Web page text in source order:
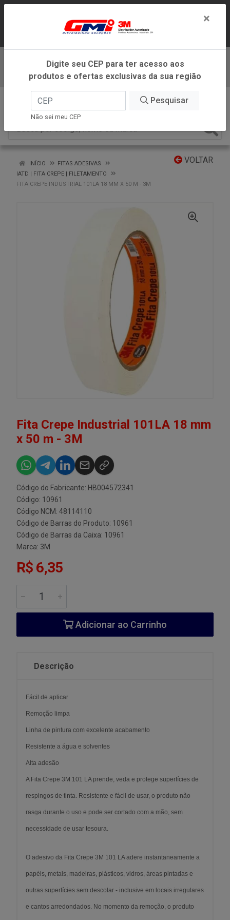
ATENDIMENTO DENTRO DO ESTADO DE
MINAS GERAIS.
Baixe já nosso APP
VOLTAR
INÍCIO
FITAS ADESIVAS
IATD | FITA CREPE | FILETAMENTO
FITA CREPE INDUSTRIAL 101LA 18 MM X 50 M - 3M
Fita Crepe Industrial 101LA 18 mm
x 50 m - 3M
Código do Fabricante: HB004572341
Código: 10961
Código NCM: 48114110
Código de Barras do Produto: 10961
Código de Barras da Caixa: 10961
Marca: 3M
R$ 6,35
Adicionar ao Carrinho
Descrição
Fácil de aplicar
Remoção limpa
Linha de pintura com excelente acabamento
Resistente a água e solventes
Alta adesão
A Fita Crepe 3M 101 LA prende, veda e protege superfícies de
respingos de tinta. Resistente e fácil de usar, o produto não
rasga durante o uso e pode ser cortado com a mão, sem
necessidade de usar tesoura.
O adesivo da Fita Crepe 3M 101 LA adere instantaneamente a
papéis, metais, madeiras, plásticos, vidros, áreas pintadas e
outras superfícies sem descolar - inclusive em locais irregulares
e cantos arredondados. No momento da remoção, o produto
×
Digite seu CEP para ter acesso aos
produtos e ofertas exclusivas da sua região
Pesquisar
Não sei meu CEP